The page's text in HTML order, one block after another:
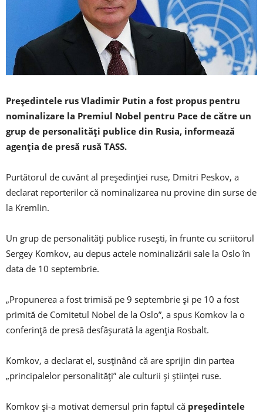
Președintele rus Vladimir Putin a fost propus pentru
nominalizare la Premiul Nobel pentru Pace de către un
grup de personalităţi publice din Rusia, informează
agenţia de presă rusă TASS.
Purtătorul de cuvânt al preşedinţiei ruse, Dmitri Peskov, a
declarat reporterilor că nominalizarea nu provine din surse de
la Kremlin.
Un grup de personalităţi publice ruseşti, în frunte cu scriitorul
Sergey Komkov, au depus actele nominalizării sale la Oslo în
data de 10 septembrie.
„Propunerea a fost trimisă pe 9 septembrie şi pe 10 a fost
primită de Comitetul Nobel de la Oslo”, a spus Komkov la o
conferinţă de presă desfăşurată la agenţia Rosbalt.
Komkov, a declarat el, susţinând că are sprijin din partea
„principalelor personalităţi” ale culturii şi ştiinţei ruse.
Komkov și-a motivat demersul prin faptul că președintele